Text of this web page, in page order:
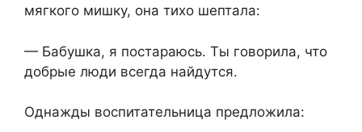
мягкого мишку, она тихо шептала:
— Бабушка, я постараюсь. Ты говорила, что
добрые люди всегда найдутся.
Однажды воспитательница предложила: